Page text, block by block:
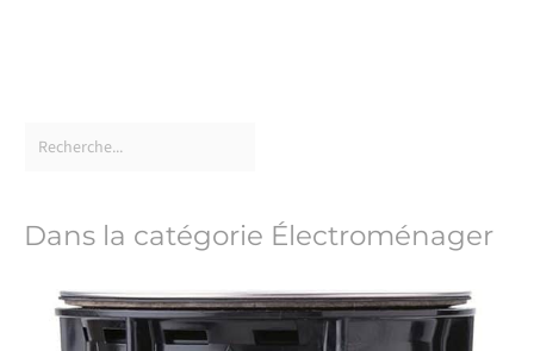
Dans la catégorie Électroménager